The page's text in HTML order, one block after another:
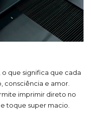
que significa que cada
consciência e amor.
imprimir direto no
toque super macio.